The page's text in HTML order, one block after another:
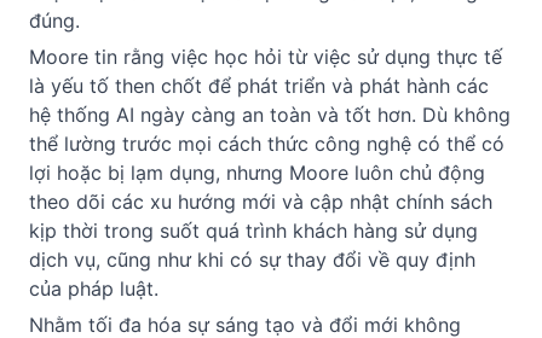
đúng.
Moore tin rằng việc học hỏi từ việc sử dụng thực tế
là yếu tố then chốt để phát triển và phát hành các
hệ thống AI ngày càng an toàn và tốt hơn. Dù không
thể lường trước mọi cách thức công nghệ có thể có
lợi hoặc bị lạm dụng, nhưng Moore luôn chủ động
theo dõi các xu hướng mới và cập nhật chính sách
kịp thời trong suốt quá trình khách hàng sử dụng
dịch vụ, cũng như khi có sự thay đổi về quy định
của pháp luật.
Nhằm tối đa hóa sự sáng tạo và đổi mới không